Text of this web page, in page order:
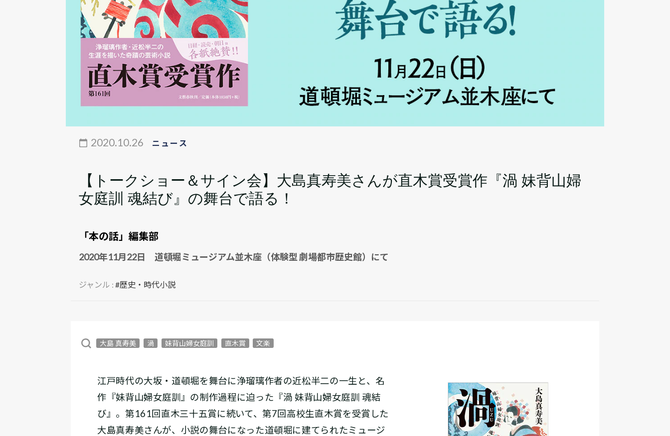
2020.10.26 ニュース
【トークショー＆サイン会】大島真寿美さんが直木賞受賞作『渦 妹背山婦
女庭訓 魂結び』の舞台で語る！
「本の話」編集部
2020年11月22日 道頓堀ミュージアム並木座（体験型 劇場都市歴史館）にて
ジャンル : #歴史・時代小説
大島 真寿美 渦 妹背山婦女庭訓 直木賞 文楽
江戸時代の大坂・道頓堀を舞台に浄瑠璃作者の近松半二の一生と、名
作『妹背山婦女庭訓』の制作過程に迫った『渦 妹背山婦女庭訓 魂結
び』。第161回直木三十五賞に続いて、第7回高校生直木賞を受賞した
大島真寿美さんが、小説の舞台になった道頓堀に建てられたミュージ